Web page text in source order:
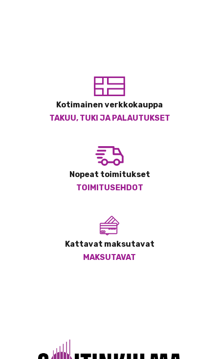
Kotimainen verkkokauppa
TAKUU, TUKI JA PALAUTUKSET
Nopeat toimitukset
TOIMITUSEHDOT
Kattavat maksutavat
MAKSUTAVAT